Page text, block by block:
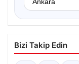
Bizi Takip Edin